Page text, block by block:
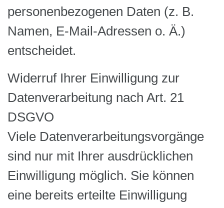
personenbezogenen Daten (z. B.
Namen, E-Mail-Adressen o. Ä.)
entscheidet.
Widerruf Ihrer Einwilligung zur
Datenverarbeitung nach Art. 21
DSGVO
Viele Datenverarbeitungsvorgänge
sind nur mit Ihrer ausdrücklichen
Einwilligung möglich. Sie können
eine bereits erteilte Einwilligung